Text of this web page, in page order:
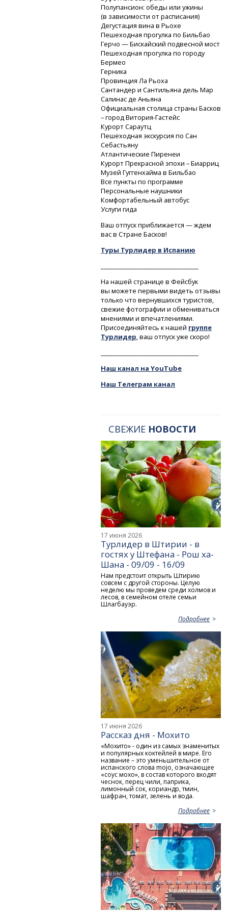
Полупансион: обеды или ужины
(в зависимости от расписания)
Дегустация вина в Рьохе
Пешеходная прогулка по Бильбао
Герчо — Бискайский подвесной мост
Пешеходная прогулка по городу
Бермео
Герника
Провинция Ла Рьоха
Сантандер и Сантильяна дель Мар
Салинас де Аньяна
Официальная столица страны Басков
– городВитория-Гастейс
Курорт Сараутц
Пешеходная экскурсия по Сан
Себастьяну
Атлантические Пиренеи
Курорт Прекрасной эпохи – Биарриц
Музей Гуггенхайма в Бильбао
Все пункты по программе
Персональные наушники
Комфортабельный автобус
Услуги гида
Ваш отпуск приближается — ждем
вас в Стране Басков!
Туры Турлидер в Испанию
На нашей странице в Фейсбук
вы можете первыми видеть отзывы
только что вернувшихся туристов,
свежие фотографии и обмениваться
мнениями и впечатлениями.
Присоединяйтесь к нашей группе
Турлидер, ваш отпуск уже скоро!
Наш канал на YouTube
Наш Телеграм канал
СВЕЖИЕ НОВОСТИ
17 июня 2026
Турлидер в Штирии - в
гостях у Штефана - Рош ха-
Шана - 09/09 - 16/09
Нам предстоит открыть Штирию
совсем с другой стороны. Целую
неделю мы проведем среди холмов и
лесов, в семейном отеле семьи
Шлагбауэр.
Подробнее
17 июня 2026
Рассказ дня - Мохито
«Мохито» - один из самых знаменитых
и популярных коктейлей в мире. Его
название – это уменьшительное от
испанского слова mojo, означающее
«соус мохо», в состав которого входят
чеснок, перец чили, паприка,
лимонный сок, кориандр, тмин,
шафран, томат, зелень и вода.
Подробнее